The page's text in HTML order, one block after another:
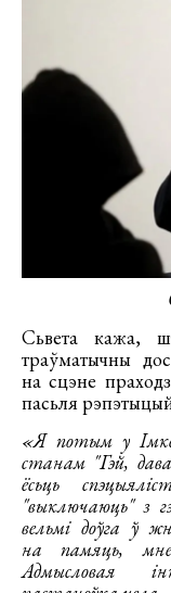
Сьвета кажа,
траўматычны
на сцэне
пасьля
«Я потым у
станам "Гэй,
ёсьць
"выключаюць" з
вельмі доўга ў
на памяць,
Адмысловая